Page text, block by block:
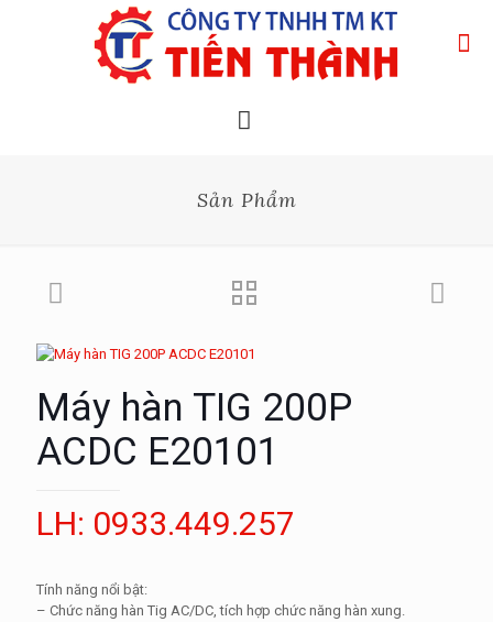
Sản Phẩm
Máy hàn TIG 200P
ACDC E20101
LH: 0933.449.257
Tính năng nổi bật:
– Chức năng hàn Tig AC/DC, tích hợp chức năng hàn xung.